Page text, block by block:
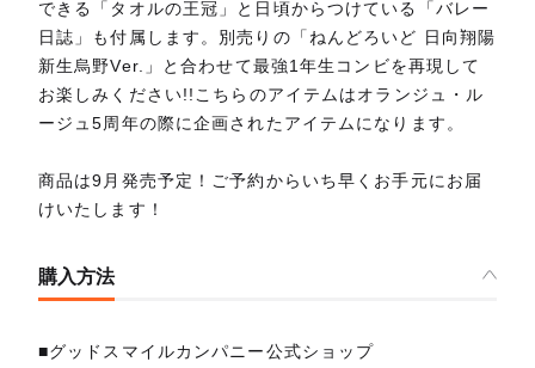
できる「タオルの王冠」と日頃からつけている「バレー
日誌」も付属します。別売りの「ねんどろいど 日向翔陽
新生烏野Ver.」と合わせて最強1年生コンビを再現して
お楽しみください!!こちらのアイテムはオランジュ・ル
ージュ5周年の際に企画されたアイテムになります。
商品は9月発売予定！ご予約からいち早くお手元にお届
けいたします！
購入方法
■グッドスマイルカンパニー公式ショップ